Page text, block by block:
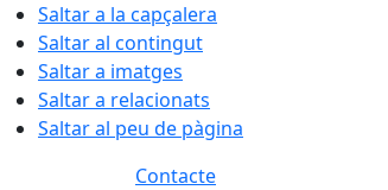
Saltar a la capçalera
Saltar al contingut
Saltar a imatges
Saltar a relacionats
Saltar al peu de pàgina
Contacte